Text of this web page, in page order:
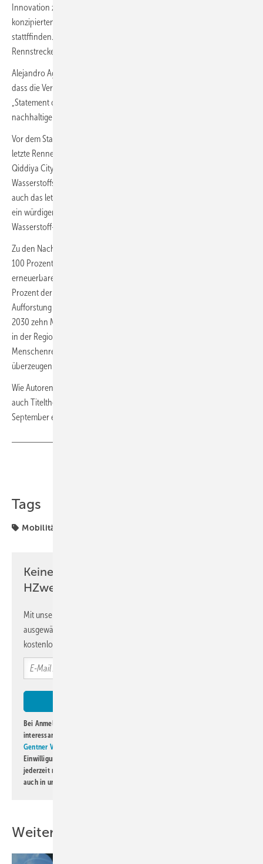
Innovation zu verbinden. Das Rennen soll in einem eigens dafür
konzipierten Offroad-Gelände in der Nähe der Tuwaiq-Berge
stattffinden. Die Stadt plant auch den Bau einer weiteren neuen
Rennstrecke und setzt über Extreme H hinaus auf Autorennen.
Alejandro Agag, Gründer und Vorsitzender von Extreme H, betont,
dass die Veranstaltung nicht nur ein Rennen sei, sondern ein
„Statement of Intent“, das die Leistungsfähigkeit von Wasserstoff und
nachhaltiger Technologie demonstrieren solle.
Vor dem Start der neuen Serie wird am 4. und 5. Oktober 2025 das
letzte Rennen der Extreme-E-Serie, der Desert X Prix, ebenfalls in
Qiddiya City ausgetragen. Damit soll der Übergang zur neuen
Wasserstoffserie markiert werden. „Extreme H’s erstes Event wird
auch das letzte Extreme-E-Rennen beherbergen“, erklärte Agag. „Es ist
ein würdiger Abschluss für Extreme E, bevor wir offiziell in die neue
Wasserstoff-Ära starten.“
Zu den Nachhaltigkeitsaspekten der Planstadt sollen unter anderem
100 Prozent Wiederverwendung von Abwasser, eine Infrastruktur für
erneuerbare Energien sowie Ladepunkte für Elektrofahrzeuge auf 80
Prozent der Parkflächen gehören. Zudem sei eine großflächige
Aufforstung geplant, im Rahmen der Saudi Green Initiative, die bis
2030 zehn Milliarden Bäume pflanzen will. Wie andere Megaprojekte
in der Region steht auch Qiddiya City in der Kritik von Umwelt- und
Menschenrechtsorganisationen, die diese Versprechen nicht
überzeugen.
Wie Autorennen die Wasserstoffmobilität voranbringen sollen, ist
auch Titelthema der nächsten Ausgabe der HZwei, die am 18.
September erscheint.
Tags
Mobilität
Keine Zeit? Kein Problem mit dem
HZwei-Newsletter!
Mit unserem Newsletter erhalten Sie regelmäßig von uns
ausgewählte Informationen und Neuigkeiten, gebündelt und
kostenlos direkt ins Postfach.
Bei Anmeldung zu diesem Newsletter bin ich damit einverstanden, über
interessante Verlags- und Online-Angebote
Gentner Verlag GmbH & Co. KG
Einwilligung kann ich jederzeit widerrufen und eine Abmeldung ist
jederzeit möglich. Informationen zum Umgang mit Daten finden Sie
auch in unserer
Weitere Inhalte